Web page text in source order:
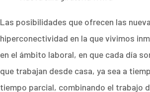
Las posibilidades que ofrecen las
hiperconectividad en la que vivimos
en el ámbito laboral, en que cada día
que trabajan desde casa, ya sea a
tiempo parcial, combinando el trabajo